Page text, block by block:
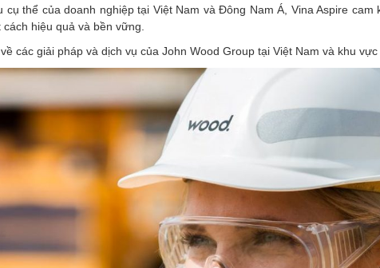
thể của doanh nghiệp tại Việt Nam và Đông Nam Á, Vina Aspire
hiệu quả và bền vững.
các giải pháp và dịch vụ của John Wood Group tại Việt Nam và khu vực